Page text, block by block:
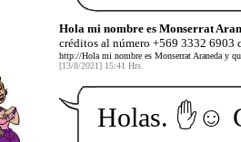
Hola mi nombre es Monserrat
créditos al número +569 3332 6903
http://Hola mi nombre es Monserrat Araneda y
[13/8/2021] 15:41 Hrs.
Holas. ✋☺️